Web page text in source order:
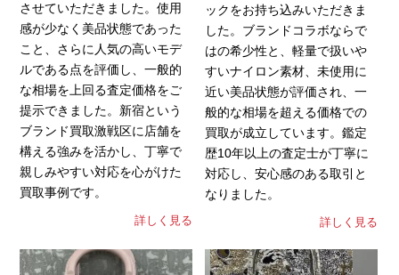
させていただきました。使用
感が少なく美品状態であった
こと、さらに人気の高いモデ
ルである点を評価し、一般的
な相場を上回る査定価格をご
提示できました。新宿という
ブランド買取激戦区に店舗を
構える強みを活かし、丁寧で
親しみやすい対応を心がけた
買取事例です。
詳しく見る
ックをお持ち込みいただきま
した。ブランドコラボならで
はの希少性と、軽量で扱いや
すいナイロン素材、未使用に
近い美品状態が評価され、一
般的な相場を超える価格での
買取が成立しています。鑑定
歴10年以上の査定士が丁寧に
対応し、安心感のある取引と
なりました。
詳しく見る